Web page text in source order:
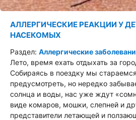
АЛЛЕРГИЧЕСКИЕ РЕАКЦИИ У
НАСЕКОМЫХ
Раздел: Аллергические
Лето, время ехать отдыхать за
Собираясь в поездку мы
предусмотреть, но нередко
солнца и воды, нас уже ждут
виде комаров, мошки, слепней и
представители летающей и